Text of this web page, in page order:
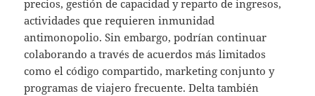
precios, gestión de capacidad y reparto de ingresos,
actividades que requieren inmunidad
antimonopolio. Sin embargo, podrían continuar
colaborando a través de acuerdos más limitados
como el código compartido, marketing conjunto y
programas de viajero frecuente. Delta también